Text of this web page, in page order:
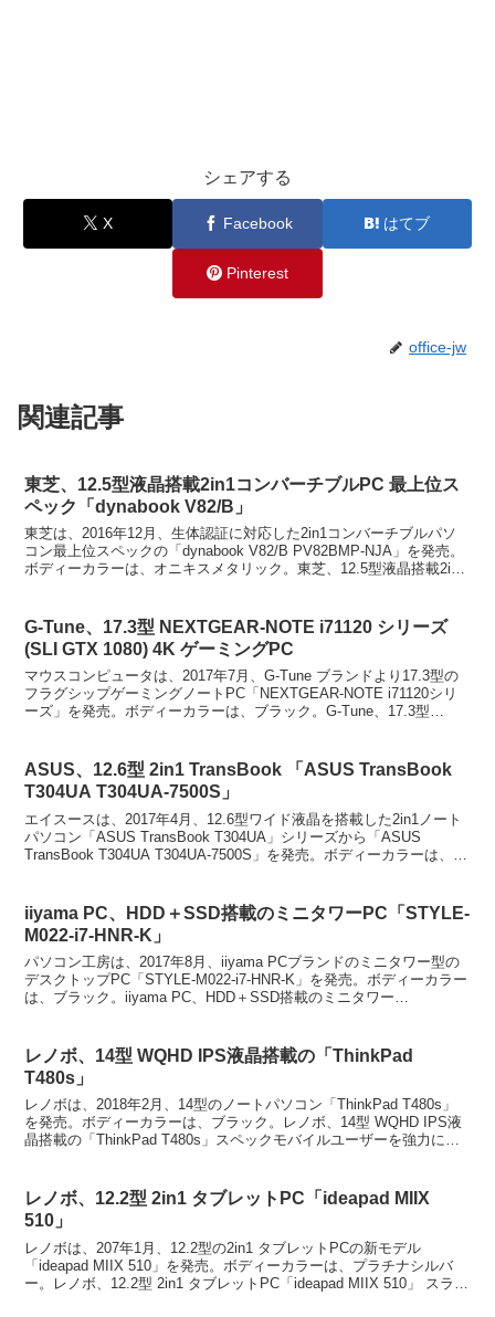
シェアする
X Facebook はてブ
Pinterest
office-jw
関連記事
東芝、12.5型液晶搭載2in1コンバーチブルPC 最上位ス
ペック「dynabook V82/B」
東芝は、2016年12月、生体認証に対応した2in1コンバーチブルパソ
コン最上位スペックの「dynabook V82/B PV82BMP-NJA」を発売。
ボディーカラーは、オニキスメタリック。東芝、12.5型液晶搭載2in1
G-Tune、17.3型 NEXTGEAR-NOTE i71120 シリーズ
(SLI GTX 1080) 4K ゲーミングPC
マウスコンピュータは、2017年7月、G-Tune ブランドより17.3型の
フラグシップゲーミングノートPC「NEXTGEAR-NOTE i71120シリ
ーズ」を発売。ボディーカラーは、ブラック。G-Tune、17.3型
ASUS、12.6型 2in1 TransBook 「ASUS TransBook
T304UA T304UA-7500S」
エイスースは、2017年4月、12.6型ワイド液晶を搭載した2in1ノート
パソコン「ASUS TransBook T304UA」シリーズから「ASUS
TransBook T304UA T304UA-7500S」を発売。ボディーカラーは、
iiyama PC、HDD＋SSD搭載のミニタワーPC「STYLE-
M022-i7-HNR-K」
パソコン工房は、2017年8月、iiyama PCブランドのミニタワー型の
デスクトップPC「STYLE-M022-i7-HNR-K」を発売。ボディーカラー
は、ブラック。iiyama PC、HDD＋SSD搭載のミニタワー
レノボ、14型 WQHD IPS液晶搭載の「ThinkPad
T480s」
レノボは、2018年2月、14型のノートパソコン「ThinkPad T480s」
を発売。ボディーカラーは、ブラック。レノボ、14型 WQHD IPS液
晶搭載の「ThinkPad T480s」スペックモバイルユーザーを強力にサ
レノボ、12.2型 2in1 タブレットPC「ideapad MIIX
510」
レノボは、207年1月、12.2型の2in1 タブレットPCの新モデル
「ideapad MIIX 510」を発売。ボディーカラーは、プラチナシルバ
ー。レノボ、12.2型 2in1 タブレットPC「ideapad MIIX 510」 スライ